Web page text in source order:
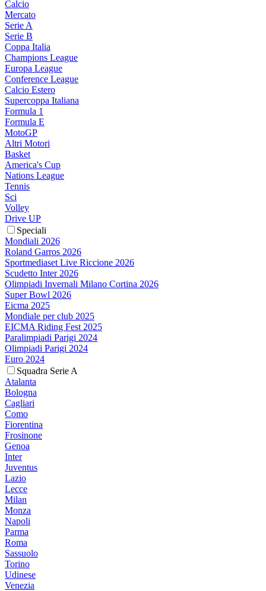
Calcio
Mercato
Serie A
Serie B
Coppa Italia
Champions League
Europa League
Conference League
Calcio Estero
Supercoppa Italiana
Formula 1
Formula E
MotoGP
Altri Motori
Basket
America's Cup
Nations League
Tennis
Sci
Volley
Drive UP
Speciali
Mondiali 2026
Roland Garros 2026
Sportmediaset Live Riccione 2026
Scudetto Inter 2026
Olimpiadi Invernali Milano Cortina 2026
Super Bowl 2026
Eicma 2025
Mondiale per club 2025
EICMA Riding Fest 2025
Paralimpiadi Parigi 2024
Olimpiadi Parigi 2024
Euro 2024
Squadra Serie A
Atalanta
Bologna
Cagliari
Como
Fiorentina
Frosinone
Genoa
Inter
Juventus
Lazio
Lecce
Milan
Monza
Napoli
Parma
Roma
Sassuolo
Torino
Udinese
Venezia